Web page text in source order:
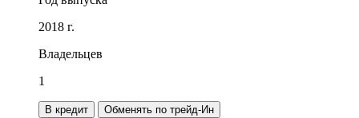
2018 г.
Владельцев
1
В кредит Обменять по трейд-Ин